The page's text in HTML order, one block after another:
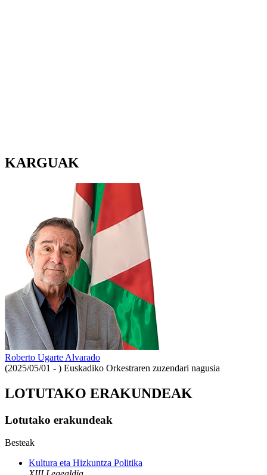
KARGUAK
Roberto Ugarte Alvarado
(2025/05/01 - ) Euskadiko Orkestraren zuzendari nagusia
LOTUTAKO ERAKUNDEAK
Lotutako erakundeak
Besteak
Kultura eta Hizkuntza Politika